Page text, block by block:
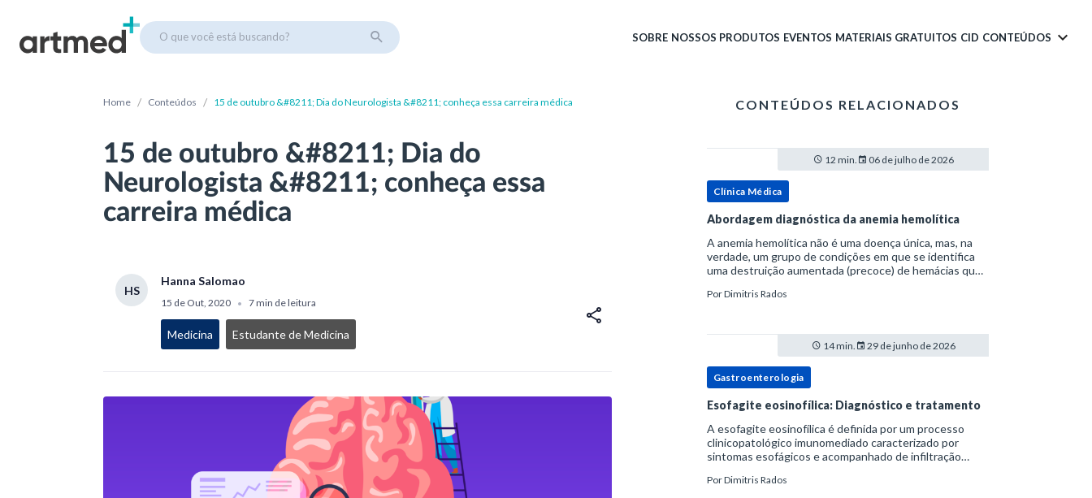
O que você está buscando? SOBRE NOSSOS PRODUTOS EVENTOS MATERIAIS GRATUITOS CID CONTEÚDOS
Home / Conteúdos / 15 de outubro &#8211; Dia do Neurologista &#8211; conheça essa carreira médica
15 de outubro &#8211; Dia do
Neurologista &#8211; conheça essa
carreira médica
HS
Hanna Salomao
15 de Out, 2020 • 7 min de leitura
Medicina Estudante de Medicina
CONTEÚDOS RELACIONADOS
12 min. 06 de julho de 2026
Clínica Médica
Abordagem diagnóstica da anemia hemolítica
A anemia hemolítica não é uma doença única, mas, na
verdade, um grupo de condições em que se identifica
uma destruição aumentada (precoce) de hemácias que
óssea.Como a vida média normal da hemácia é de apro
PorDimitris Rados
14 min. 29 de junho de 2026
Gastroenterologia
Esofagite eosinofílica: Diagnóstico e tratamento
A esofagite eosinofílica é definida por um processo
clinicopatológico imunomediado caracterizado por
sintomas esofágicos e acompanhado de infiltração
dentro do espectro da doença do refluxo gastr
PorDimitris Rados